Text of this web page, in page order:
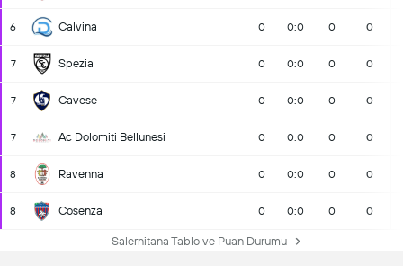
6 Calvina 0 0:0 0 0
7 Spezia 0 0:0 0 0
7 Cavese 0 0:0 0 0
7 Ac Dolomiti Bellunesi 0 0:0 0 0
8 Ravenna 0 0:0 0 0
8 Cosenza 0 0:0 0 0
Salernitana Tablo ve Puan Durumu